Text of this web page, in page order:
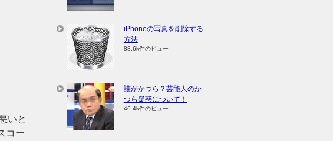
いと
コー
iPhoneの写真を削除する
方法
88.6k件のビュー
誰がかつら？芸能人のか
つら疑惑について！
46.4k件のビュー